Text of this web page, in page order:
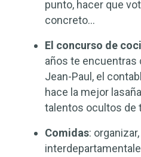
punto, hacer que
concreto…
El concurso de
años te encuentras
Jean-Paul, el
hace la mejor
talentos ocultos de
Comidas: